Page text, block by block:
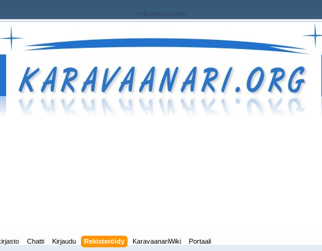
rekisteriseloste
Chatti Kirjaudu Rekisteröidy KaravaanariWiki Portaali